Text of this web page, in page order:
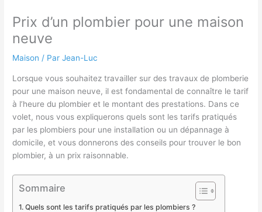
Prix d’un plombier pour une maison
neuve
Maison / ParJean-Luc
Lorsque vous souhaitez travailler sur des travaux de plomberie
pour une maison neuve, il est fondamental de connaître le tarif
à l’heure du plombier et le montant des prestations. Dans ce
volet, nous vous expliquerons quels sont les tarifs pratiqués
par les plombiers pour une installation ou un dépannage à
domicile, et vous donnerons des conseils pour trouver le bon
plombier, à un prix raisonnable.
Sommaire
Quels sont les tarifs pratiqués par les plombiers ?